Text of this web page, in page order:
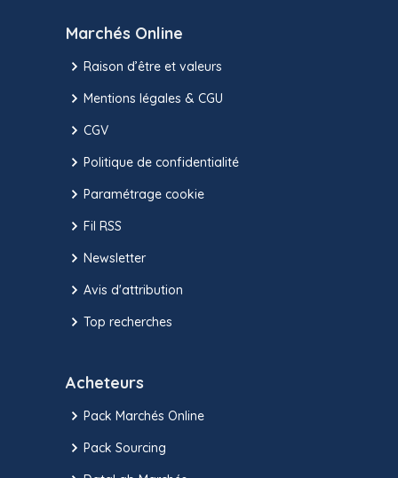
Marchés Online
Raison d’être et valeurs
Mentions légales & CGU
CGV
Politique de confidentialité
Paramétrage cookie
Fil RSS
Newsletter
Avis d'attribution
Top recherches
Acheteurs
Pack Marchés Online
Pack Sourcing